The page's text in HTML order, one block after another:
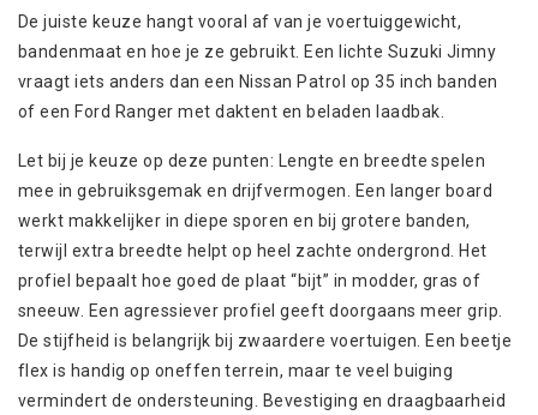
De juiste keuze hangt vooral af van je voertuiggewicht,
bandenmaat en hoe je ze gebruikt. Een lichte Suzuki Jimny
vraagt iets anders dan een Nissan Patrol op 35 inch banden
of een Ford Ranger met daktent en beladen laadbak.
Let bij je keuze op deze punten: Lengte en breedte spelen
mee in gebruiksgemak en drijfvermogen. Een langer board
werkt makkelijker in diepe sporen en bij grotere banden,
terwijl extra breedte helpt op heel zachte ondergrond. Het
profiel bepaalt hoe goed de plaat “bijt” in modder, gras of
sneeuw. Een agressiever profiel geeft doorgaans meer grip.
De stijfheid is belangrijk bij zwaardere voertuigen. Een beetje
flex is handig op oneffen terrein, maar te veel buiging
vermindert de ondersteuning. Bevestiging en draagbaarheid